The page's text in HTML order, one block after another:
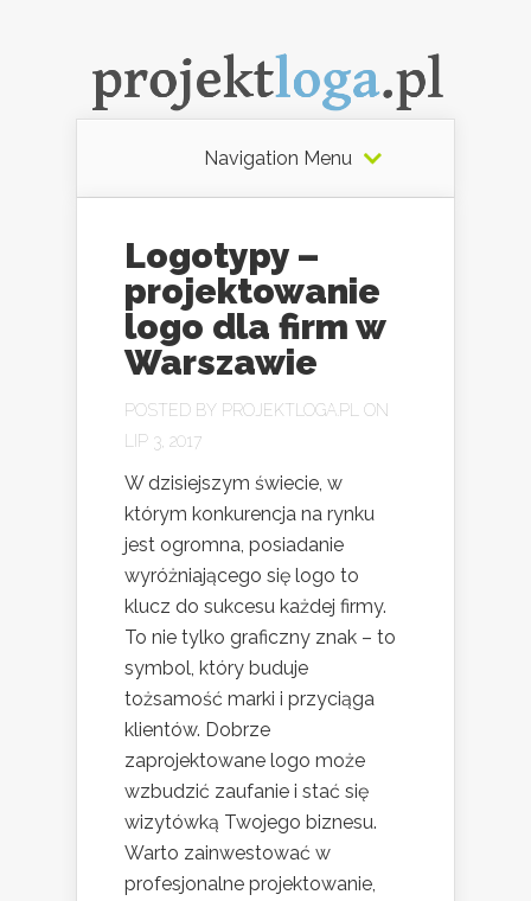
Navigation Menu
Logotypy –
projektowanie
logo dla firm w
Warszawie
POSTED BY PROJEKTLOGA.PL
ON
LIP 3, 2017
W dzisiejszym świecie, w
którym konkurencja na rynku
jest ogromna, posiadanie
wyróżniającego się logo to
klucz do sukcesu każdej firmy.
To nie tylko graficzny znak – to
symbol, który buduje
tożsamość marki i przyciąga
klientów. Dobrze
zaprojektowane logo może
wzbudzić zaufanie i stać się
wizytówką Twojego biznesu.
Warto zainwestować w
profesjonalne projektowanie,